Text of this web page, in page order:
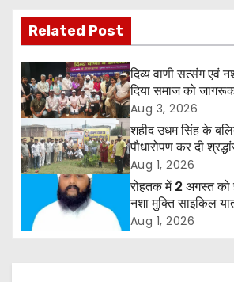
s
t
n
a
v
g
Related Post
दिव्य वाणी सत्संग एवं
दिया समाज को
रोहतक में हजारों लोगों
Aug 3, 2026
शहीद उधम सिंह के
पौधारोपण कर दी
और राजपत्रित
मांग
Aug 1, 2026
रोहतक में 2 अगस्त को
नशा मुक्ति साइकिल
कार्यक्रम
Aug 1, 2026